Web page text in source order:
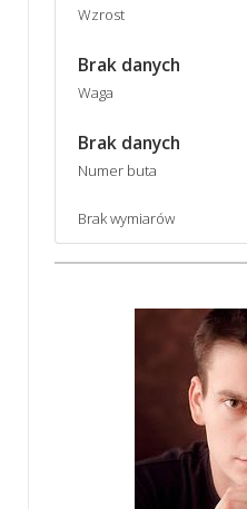
Wzrost
Brak danych
Waga
Brak danych
Numer buta
Brak wymiarów